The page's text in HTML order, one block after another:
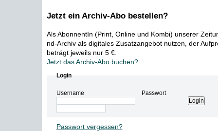
Jetzt ein Archiv-Abo bestellen?
Als AbonnentIn (Print, Online und Kombi) unserer
nd-Archiv als digitales Zusatzangebot nutzen, der
beträgt jeweils nur 5 €.
Jetzt das Archiv-Abo buchen?
Login
Username Passwort
Passwort vergessen?